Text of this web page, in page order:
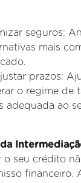
seguros:
mais
prazos:
o regime de
adequada ao
o seu crédito
financeiro.